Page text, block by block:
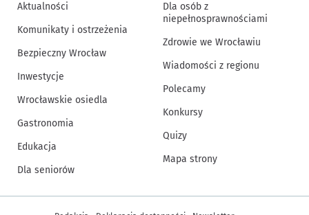
Aktualności
Komunikaty i ostrzeżenia
Bezpieczny Wrocław
Inwestycje
Wrocławskie osiedla
Gastronomia
Edukacja
Dla seniorów
Dla osób z
niepełnosprawnościami
Zdrowie we Wrocławiu
Wiadomości z regionu
Polecamy
Konkursy
Quizy
Mapa strony
Inne informacje